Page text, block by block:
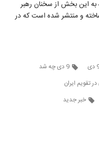
این بخش از سخنان رهبر
و منتشر شده است که در
9 دی چه شد
خبر جدید